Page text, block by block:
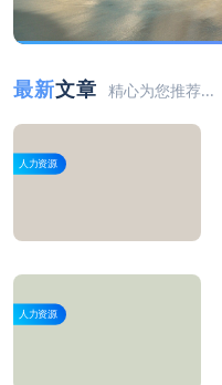
最新文章 精心为您推荐...
人力资源
人力资源